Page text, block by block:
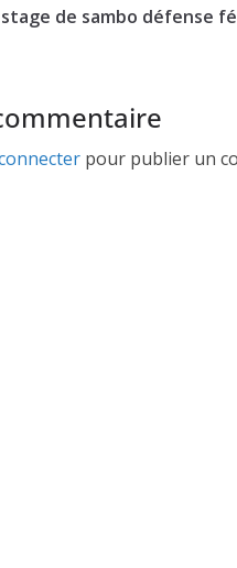
g de sambo défense
pour publier un